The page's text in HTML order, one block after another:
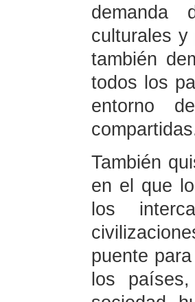
demanda
culturales
también
todos los
entorno
También
en el que
los
puente
los